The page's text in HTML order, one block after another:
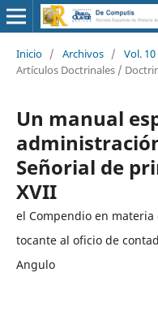
Inicio / Archivos / Vol.
Artículos Doctrinales /
Un manual
Señorial de
XVII
el Compendio en materia
tocante al oficio de
Angulo